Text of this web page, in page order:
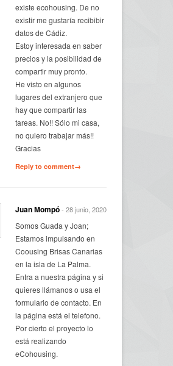
existe ecohousing. De no
existir me gustaría recibibir
datos de Cádiz.
Estoy interesada en saber
precios y la posibilidad de
compartir muy pronto.
He visto en algunos
lugares del extranjero que
hay que compartir las
tareas. No!! Sólo mi casa,
no quiero trabajar más!!
Gracias
Reply to comment→
Juan Mompó- 28 junio, 2020
Somos Guada y Joan;
Estamos impulsando en
Coousing Brisas Canarias
en la isla de La Palma.
Entra a nuestra página y si
quieres llámanos o usa el
formulario de contacto. En
la página está el telefono.
Por cierto el proyecto lo
está realizando
eCohousing.